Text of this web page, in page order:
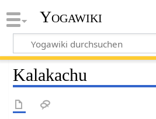
Yogawiki
Kalakachu